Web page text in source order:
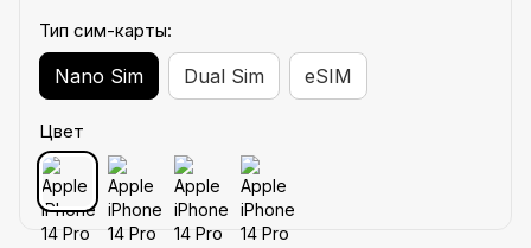
Тип сим-карты:
Nano Sim Dual Sim eSIM
Цвет